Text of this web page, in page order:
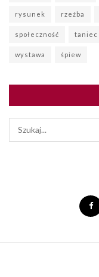
rysunek rzeźba
społeczność taniec
wystawa śpiew